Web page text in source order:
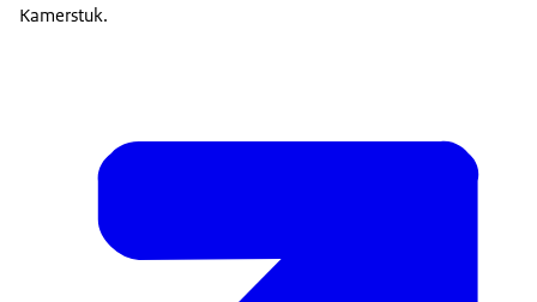
Kamerstuk.